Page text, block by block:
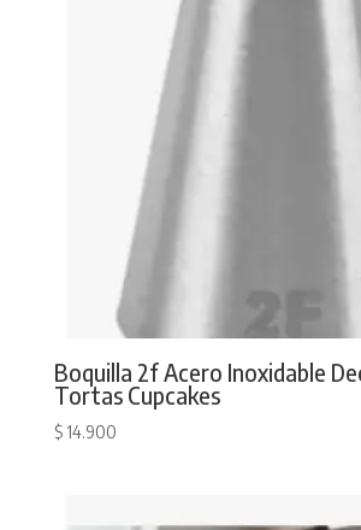
Boquilla 2f Acero Inoxidable
Tortas Cupcakes
$14.900